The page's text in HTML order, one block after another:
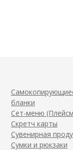
бланки
Сет-меню
Скретч карты
Сувенирная
Сумки и рюкзаки